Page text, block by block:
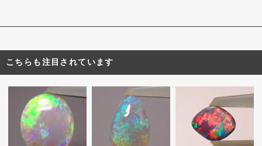
こちらも注目されています